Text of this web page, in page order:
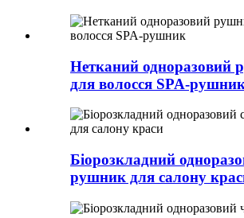
Нетканий одноразовий
для волосся SPA-
Біорозкладний
рушник для салону